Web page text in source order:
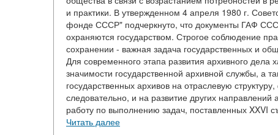
и практики. В утвержденном 4 апреля 1980 г.
фонде СССР" подчеркнуто, что документы ГАФ
охраняются государством. Строгое соблюдение
сохранении - важная задача государственных и
Для современного этапа развития архивного дела
значимости государственной архивной службы, а
государственных архивов на отраслевую
следовательно, и на развитие других
работу по выполнению задач, поставленных
Читать далее